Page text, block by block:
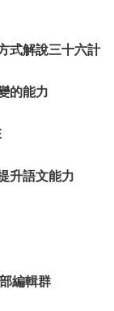
式解說三十六計
的能力
升語文能力
編輯群